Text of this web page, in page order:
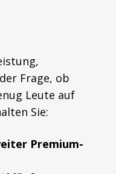
Frage, ob
Leute auf
Sie:
Premium-